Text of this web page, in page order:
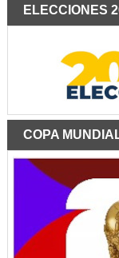
ELECCIONES
COPA